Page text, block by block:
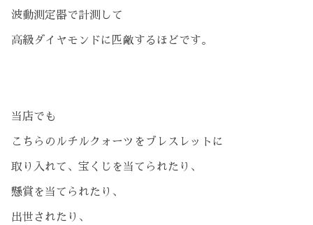
波動測定器で計測して
高級ダイヤモンドに匹敵するほどです。
当店でも
こちらのルチルクォーツをブレスレットに
取り入れて、宝くじを当てられたり、
懸賞を当てられたり、
出世されたり、